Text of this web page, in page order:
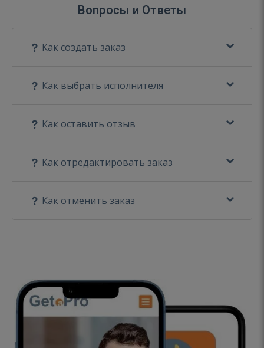
Вопросы и Ответы
Как создать заказ
Как выбрать исполнителя
Как оставить отзыв
Как отредактировать заказ
Как отменить заказ